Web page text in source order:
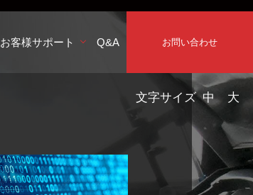
お客様サポート Q&A お問い合わせ
文字サイズ 中 大